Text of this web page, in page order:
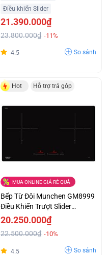
Điều khiển Slider
21.390.000₫
23.800.000₫ -11%
4.5 So sánh
Hot Hỗ trợ trả góp
MUA ONLINE GIÁ RẺ QUÁ
Bếp Từ Đôi Munchen GM8999
Điều Khiển Trượt Slider
Control Siêu Ưu Đãi
20.250.000₫
22.500.000₫ -10%
4.5 So sánh